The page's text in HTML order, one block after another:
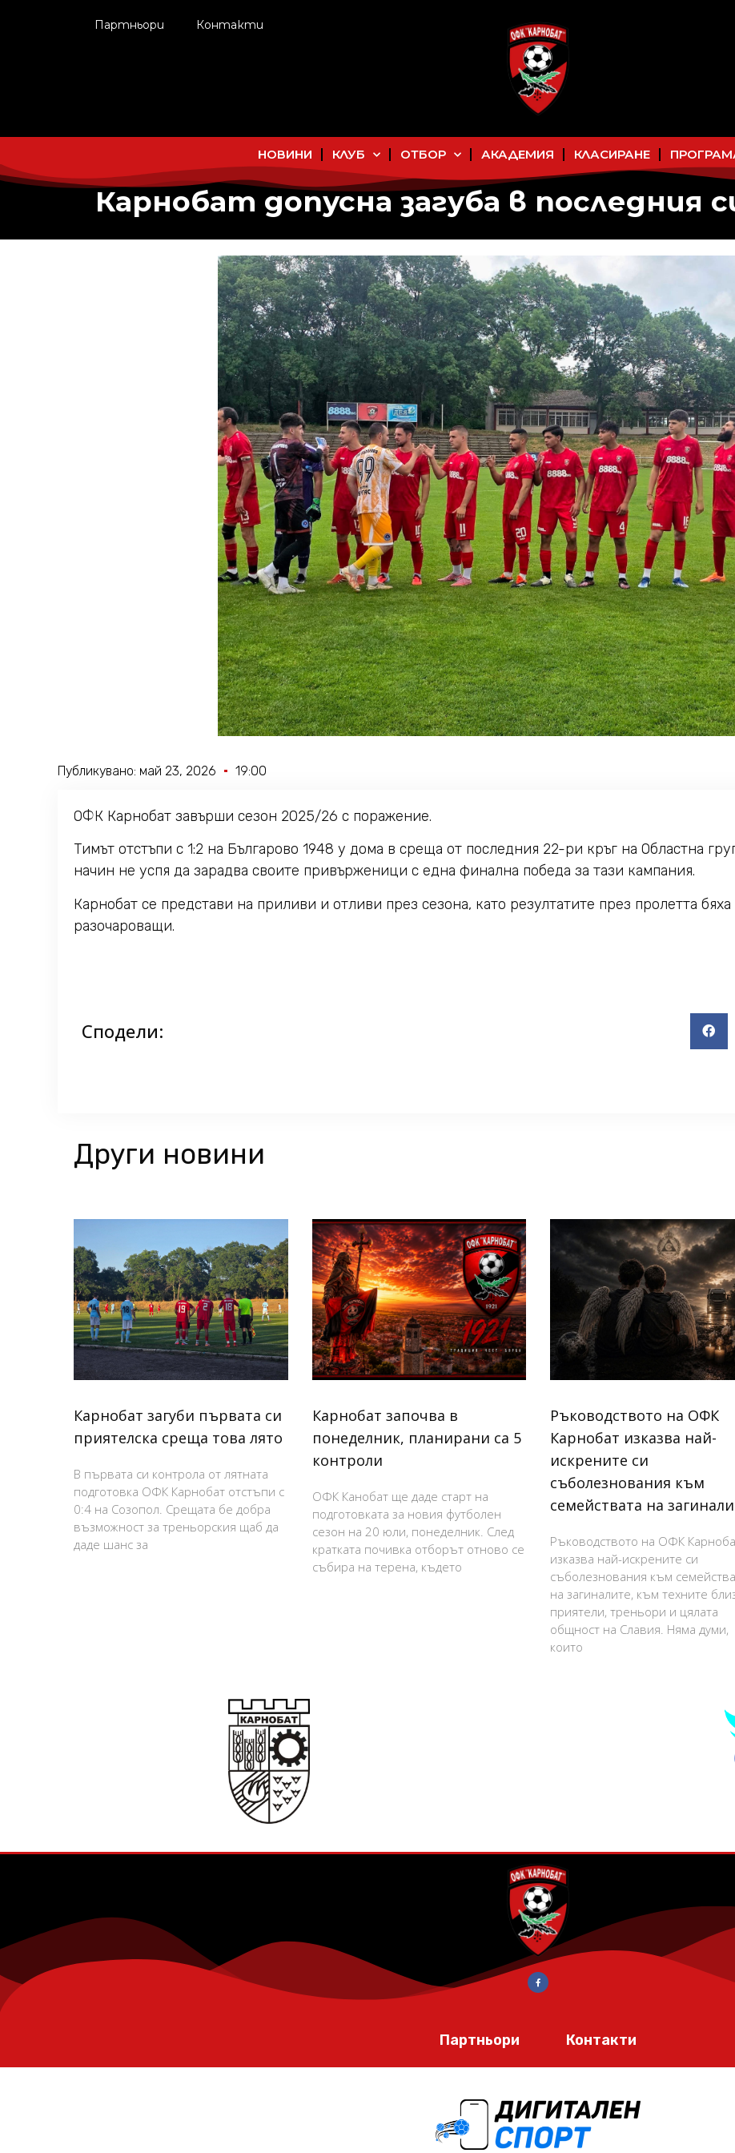
Партньори Контакти
НОВИНИ КЛУБ ОТБОР АКАДЕМИЯ КЛАСИРАНЕ
Карнобат допусна загуба в последния
Публикувано: май 23, 2026 19:00
ОФК Карнобат завърши сезон 2025/26 с поражение.
Тимът отстъпи с 1:2 на Българово 1948 у дома в среща от последния 22-ри кръг на Областна
начин не успя да зарадва своите привърженици с една финална победа за тази кампания.
Карнобат се представи на приливи и отливи през сезона, като резултатите през пролетта
разочароващи.
Сподели:
Други новини
Карнобат загуби първата си
приятелска среща това лято
В първата си контрола от лятната
подготовка ОФК Карнобат отстъпи с
0:4 на Созопол. Срещата бе добра
възможност за треньорския щаб да
даде шанс за
Карнобат започва в
понеделник, планирани са 5
контроли
ОФК Канобат ще даде старт на
подготовката за новия футболен
сезон на 20 юли, понеделник. След
кратката почивка отборът отново се
събира на терена, където
Ръководството на ОФК
Карнобат изказва най-
искрените си
съболезнования към
семействата на
Ръководството на ОФК
изказва най-искрените си
съболезнования към
на загиналите, към техните
приятели, треньори и цялата
общност на Славия. Няма думи,
които
Партньори Контакти